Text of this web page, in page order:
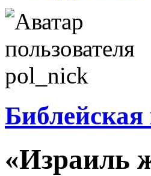
Библейская
«Израиль